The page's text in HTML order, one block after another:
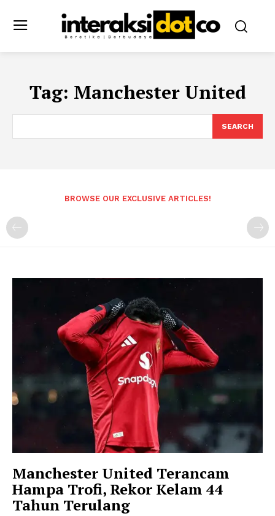
Tag: Manchester United
SEARCH
BROWSE OUR EXCLUSIVE ARTICLES!
Manchester United Terancam
Hampa Trofi, Rekor Kelam 44
Tahun Terulang